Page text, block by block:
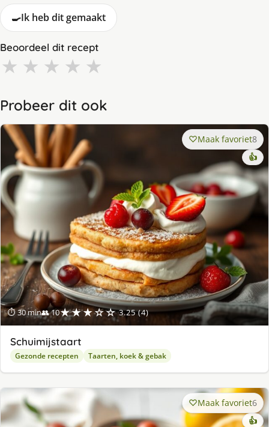
🍳Ik heb dit gemaakt
Beoordeel dit recept
★ ★ ★ ★ ★
Probeer dit ook
⏱ 30 min👥 10★★★☆☆ 3.25 (4)
Maak favoriet8
👍
Schuimijstaart
Gezonde recepten Taarten, koek & gebak
Maak favoriet6
👍